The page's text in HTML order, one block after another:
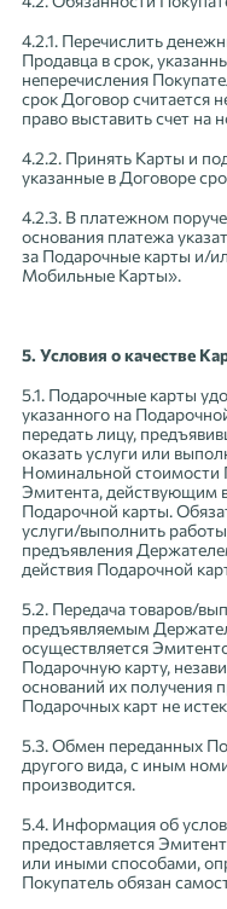
4.2.1. Перечислить
Продавца в срок,
неперечисления
срок Договор считается
право выставить счет на
4.2.2. Принять Карты и
указанные в Договоре
4.2.3. В платежном
основания платежа
за Подарочные карты и/
Мобильные Карты».
5. Условия о качестве
5.1. Подарочные карты
указанного на
передать лицу,
оказать услуги или
Номинальной стоимости
Эмитента, действующим
Подарочной карты.
услуги/выполнить
предъявления
действия Подарочной
5.2. Передача товаров/
предъявляемым
осуществляется
Подарочную карту,
оснований их получения
Подарочных карт не
5.3. Обмен переданных
другого вида, с иным
производится.
5.4. Информация об
предоставляется
или иными способами,
Покупатель обязан